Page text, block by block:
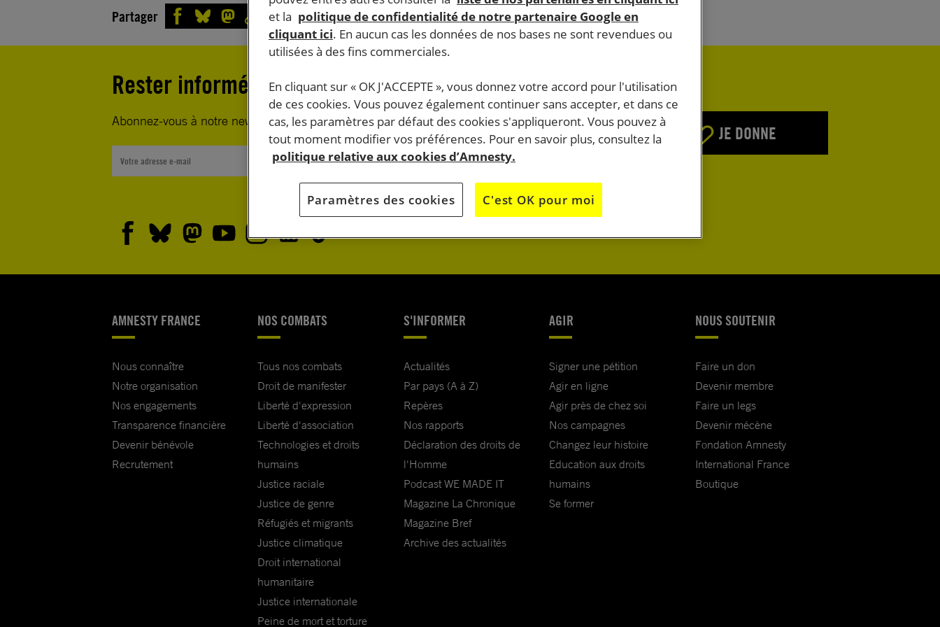
Partager
Rester informé·e
Abonnez-vous à notre newsletter hebdo.
OK
J’AGIS JE DONNE
JE M’ENGAGE
AMNESTY FRANCE
Nous connaître
Notre organisation
Nos engagements
Transparence financière
Devenir bénévole
Recrutement
NOS COMBATS
Tous nos combats
Droit de manifester
Liberté d'expression
Liberté d'association
Technologies et droits
humains
Justice raciale
Justice de genre
Réfugiés et migrants
Justice climatique
Droit international
humanitaire
Justice internationale
Peine de mort et torture
S'INFORMER
Actualités
Par pays (A à Z)
Repères
Nos rapports
Déclaration des droits de
l'Homme
Podcast WE MADE IT
Magazine La Chronique
Magazine Bref
Archive des actualités
AGIR
Signer une pétition
Agir en ligne
Agir près de chez soi
Nos campagnes
Changez leur histoire
Education aux droits
humains
Se former
NOUS SOUTENIR
Faire un don
Devenir membre
Faire un legs
Devenir mécène
Fondation Amnesty
International France
Boutique
et la politique de confidentialité de notre partenaire Google en
cliquant ici. En aucun cas les données de nos bases ne sont revendues ou
utilisées à des fins commerciales.
En cliquant sur « OK J'ACCEPTE », vous donnez votre accord pour l'utilisation
de ces cookies. Vous pouvez également continuer sans accepter, et dans ce
cas, les paramètres par défaut des cookies s'appliqueront. Vous pouvez à
tout moment modifier vos préférences. Pour en savoir plus, consultez la
politique relative aux cookies d’Amnesty.
Paramètres des cookies C'est OK pour moi